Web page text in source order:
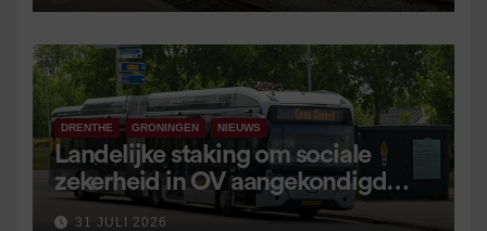
DRENTHE GRONINGEN NIEUWS
Landelijke staking om sociale
zekerheid in OV aangekondigd
voor 9 september
31 JULI 2026